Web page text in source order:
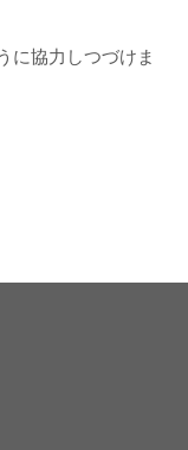
に協力しつづけま